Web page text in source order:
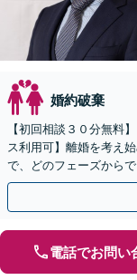
婚約破棄
【初回相談３０分無料
ス利用可】離婚を考え
で、どのフェーズから
して適切に交渉します。
電話でお問い